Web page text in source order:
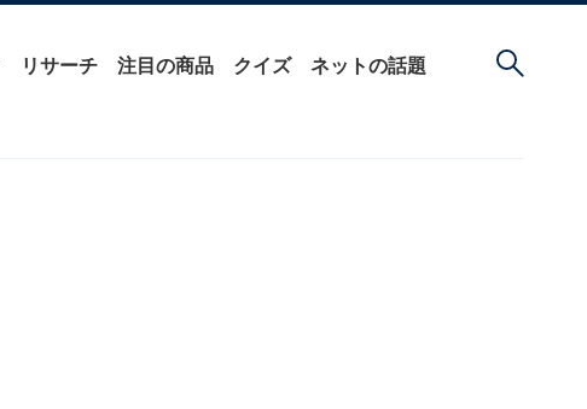
リサーチ 注目の商品 クイズ ネットの話題